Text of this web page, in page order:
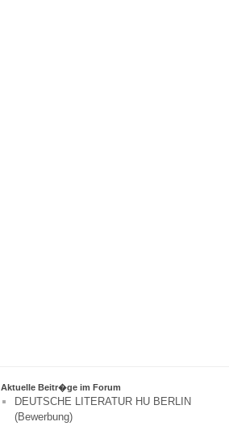
Aktuelle Beitr�ge im Forum
DEUTSCHE LITERATUR HU BERLIN
(Bewerbung)